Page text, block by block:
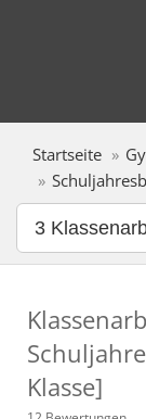
Startseite
3
Klasse]